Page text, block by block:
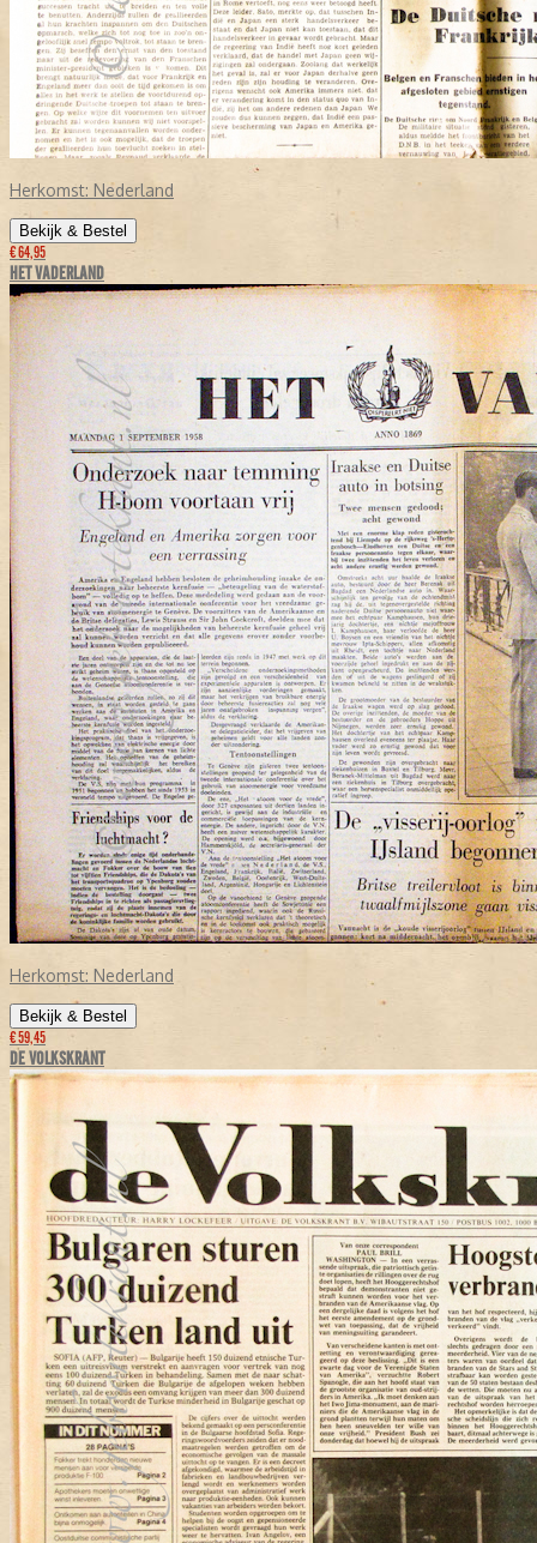
Herkomst: Nederland
Bekijk & Bestel
€ 64,95
HET VADERLAND
Herkomst: Nederland
Bekijk & Bestel
€ 59,45
DE VOLKSKRANT